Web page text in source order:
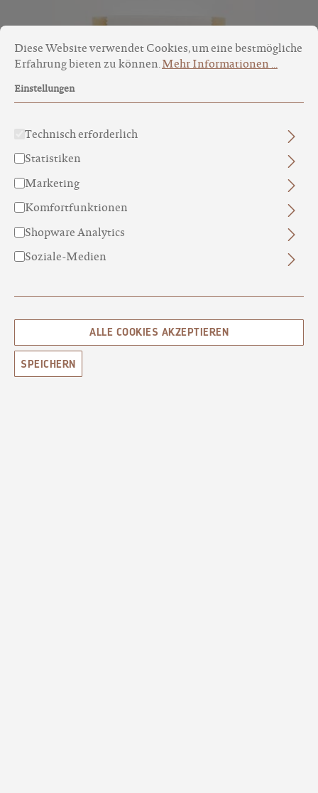
BIO APRIKOSENKERNÖL & -EXTRAKT
Cookie-Voreinstellungen
Diese Website verwendet Cookies, um eine bestmögliche
Diese Website verwendet Cookies, um eine bestmögliche
Erfahrung bieten zu können.Mehr Informationen ...
Einstellungen
Technisch erforderlich
Statistiken
Marketing
Komfortfunktionen
Shopware Analytics
Soziale-Medien
ALLE COOKIES AKZEPTIEREN
SPEICHERN